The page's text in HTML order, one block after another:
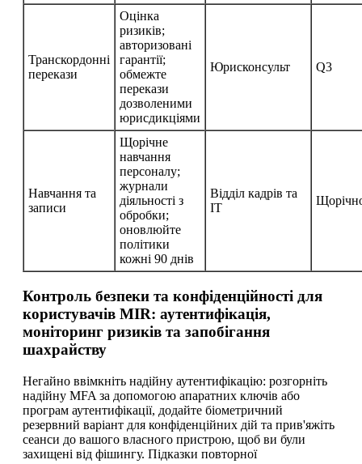
Транскордонні
перекази
Оцінка
ризиків;
авторизовані
гарантії;
обмежте
перекази
дозволеними
юрисдикціями
Юрисконсульт Q3
Навчання та
записи
Щорічне
навчання
персоналу;
журнали
діяльності з
обробки;
оновлюйте
політики
кожні 90 днів
Відділ кадрів та
ІТ
Контроль безпеки та конфіденційності для
користувачів MIR: аутентифікація,
моніторинг ризиків та запобігання
шахрайству
Негайно ввімкніть надійну аутентифікацію: розгорніть
надійну MFA за допомогою апаратних ключів або
програм аутентифікації, додайте біометричний
резервний варіант для конфіденційних дій та прив'яжіть
сеанси до вашого власного пристрою, щоб ви були
захищені від фішингу. Підказки повторної